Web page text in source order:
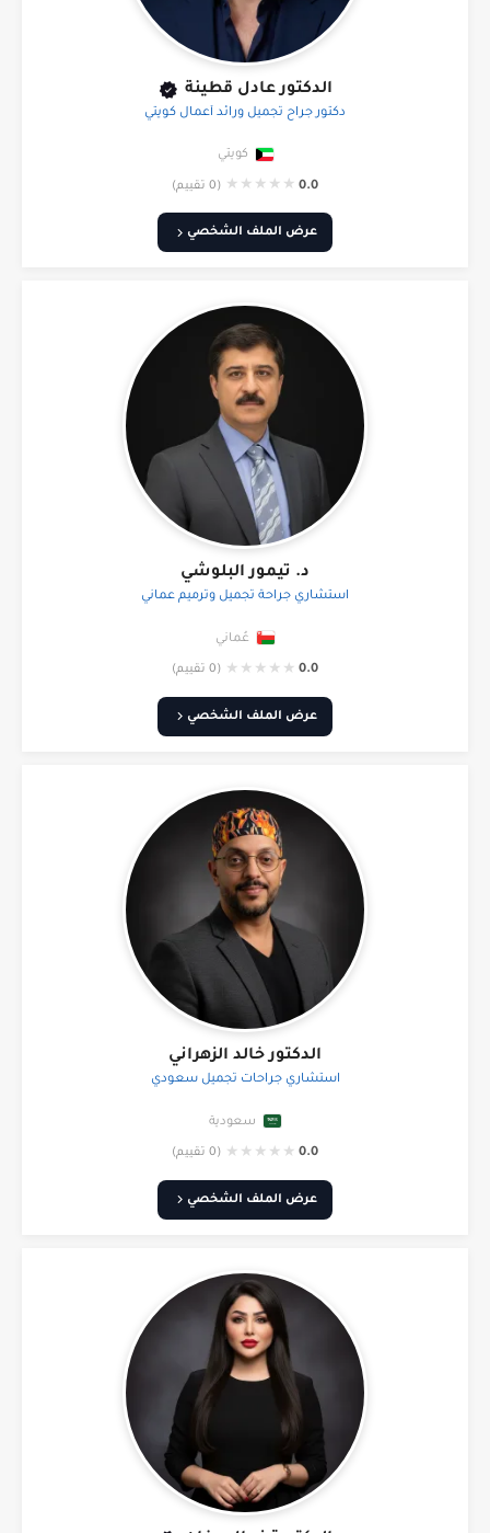
الدكتور عادل قطينة
دكتور جراح تجميل ورائد أعمال كويتي
كويتي
0.0
★
★
★
★
★ (0 تقييم)
عرض الملف الشخصي
د. تيمور البلوشي
استشاري جراحة تجميل وترميم عماني
عُماني
0.0
★
★
★
★
★ (0 تقييم)
عرض الملف الشخصي
الدكتور خالد الزهراني
استشاري جراحات تجميل سعودي
سعودية
0.0
★
★
★
★
★ (0 تقييم)
عرض الملف الشخصي